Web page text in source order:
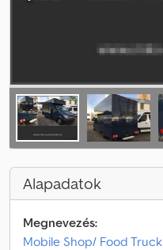
Alapadatok
Megnevezés:
Mobile Shop/ Food Truck